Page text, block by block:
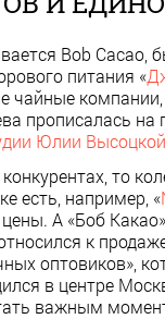
Bob Cacao,
питания «
чайные
прописалась
Юлии Высоцкой
то
есть, например, «
А «Боб
к
оптовиков»,
в центре
важным